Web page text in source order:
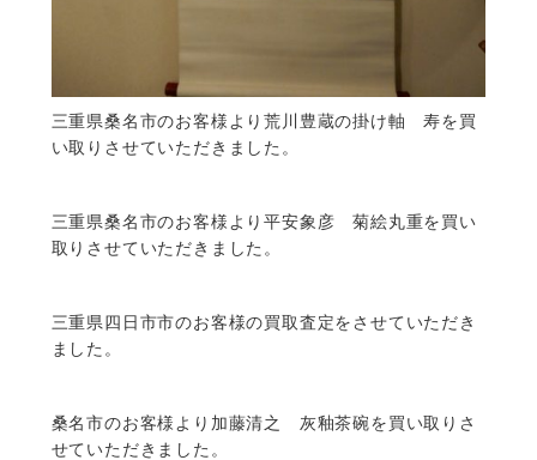
三重県桑名市のお客様より荒川豊蔵の掛け軸 寿を買
い取りさせていただきました。
三重県桑名市のお客様より平安象彦 菊絵丸重を買い
取りさせていただきました。
三重県四日市市のお客様の買取査定をさせていただき
ました。
桑名市のお客様より加藤清之 灰釉茶碗を買い取りさ
せていただきました。